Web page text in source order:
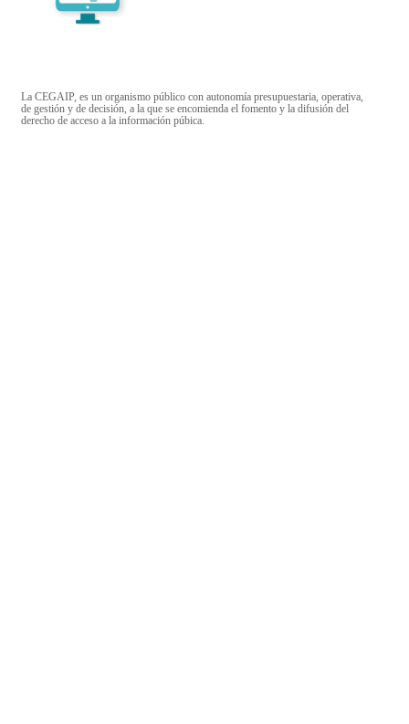
La CEGAIP, es un organismo público con autonomía presupuestaria, operativa,
de gestión y de decisión, a la que se encomienda el fomento y la difusión del
derecho de acceso a la información púbica.